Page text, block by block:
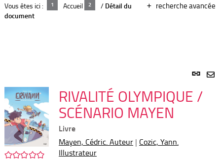
recherche avancée
Vous êtes ici : Accueil / Détail du
document
Lien
/5
RIVALITÉ OLYMPIQUE /
SCÉNARIO MAYEN
Livre
Mayen, Cédric. Auteur | Cozic, Yann.
Illustrateur